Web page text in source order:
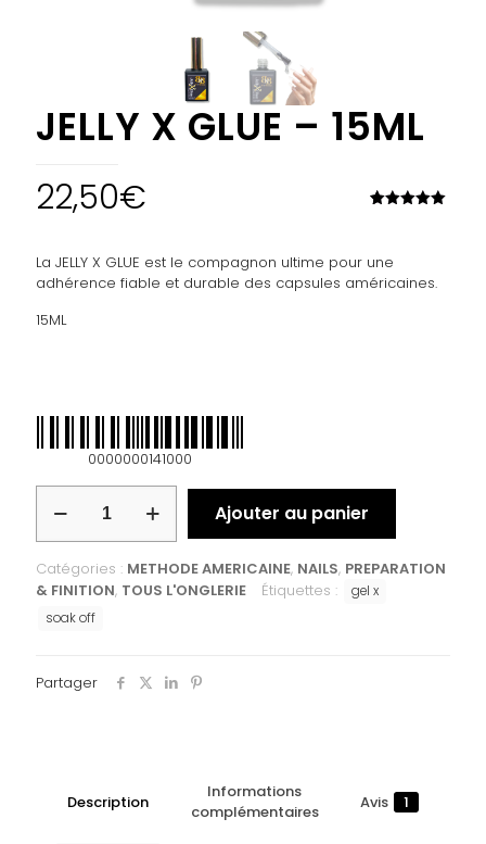
JELLY X GLUE – 15ML
notation
client
22,50€
La JELLY X GLUE est le compagnon ultime pour une
adhérence fiable et durable des capsules américaines.
15ML
0000000141000
Ajouter au panier
Catégories : METHODE AMERICAINE, NAILS, PREPARATION
& FINITION, TOUS L'ONGLERIE Étiquettes :
gel x
soak off
Partager
Description
Informations
complémentaires
Avis 1